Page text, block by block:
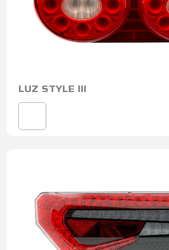
LUZ STYLE III